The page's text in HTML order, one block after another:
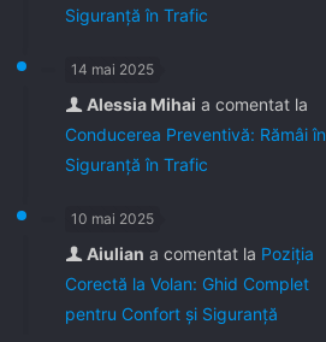
Siguranță în Trafic
14 mai 2025
Alessia Mihai a comentat la
Conducerea Preventivă: Rămâi în
Siguranță în Trafic
10 mai 2025
Aiulian a comentat la Poziția
Corectă la Volan: Ghid Complet
pentru Confort și Siguranță